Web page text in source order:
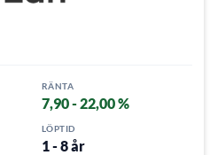
RÄNTA
7,90 - 22,00 %
LÖPTID
1 - 8 år